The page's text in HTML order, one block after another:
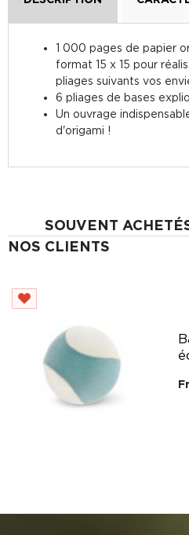
1 000 pages de papier
format 15 x 15 pour
pliages suivants vos
6 pliages de bases
Un ouvrage
d'origami !
SOUVENT
NOS CLIENTS